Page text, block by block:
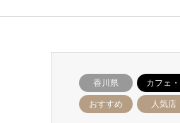
香川県 カフェ
おすすめ 人気店